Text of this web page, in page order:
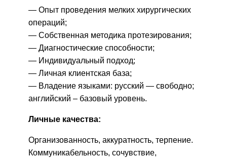
— Опыт проведения мелких хирургических
операций;
— Собственная методика протезирования;
— Диагностические способности;
— Индивидуальный подход;
— Личная клиентская база;
— Владение языками: русский — свободно;
английский – базовый уровень.
Личные качества:
Организованность, аккуратность, терпение.
Коммуникабельность, сочувствие,